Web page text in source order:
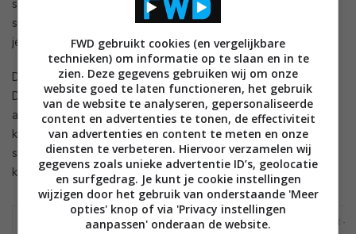
scherpte. En wanneer een voorwerp snel beweegt over het
scherm, tegen een donkere achtergrond, is het mogelijk dat
je toch vaag een zonetransitie ziet.
De Filmmaker mode bleek erg goed gekalibreerd op de C6K.
De grijsschaal is mooi neutraal, en de kleurweergave is
accuraat. Door de relatief lage gamma-waarde zijn sommige
kleuren een tikje te helder, maar niet in die mate dat het
stoort. Er is ook erg goed schaduwdetail zichtbaar, in SDR
kunnen we de tv dan ook niet op echte fouten betrappen.
METINGEN SDR -
METINGEN SDR -
METINGEN SDR -
FWD gebruikt cookies (en vergelijkbare
technieken) om informatie op te slaan en in te
zien. Deze gegevens gebruiken wij om onze
website goed te laten functioneren, het gebruik
van de website te analyseren, gepersonaliseerde
content en advertenties te tonen, de effectiviteit
van advertenties en content te meten en onze
diensten te verbeteren. Hiervoor verzamelen wij
gegevens zoals unieke advertentie ID’s, geolocatie
en surfgedrag. Je kunt je cookie instellingen
wijzigen door het gebruik van onderstaande 'Meer
opties' knop of via 'Privacy instellingen
aanpassen' onderaan de website.